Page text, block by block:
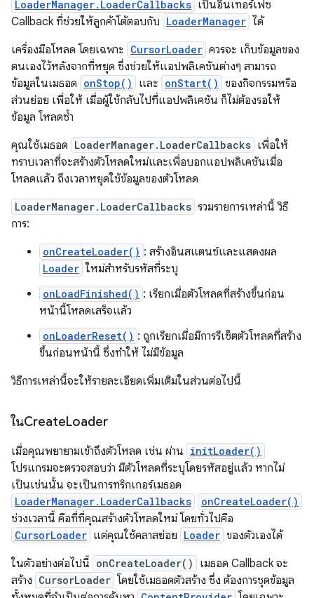
LoaderManager.LoaderCallbacks เป็นอินเทอร์เฟซ
Callback ที่ช่วยให้ลูกค้าโต้ตอบกับ LoaderManager ได้
เครื่องมือโหลด โดยเฉพาะ CursorLoader ควรจะ เก็บข้อมูลของ
ตนเองไว้หลังจากที่หยุด ซึ่งช่วยให้แอปพลิเคชันต่างๆ สามารถ
ข้อมูลในเมธอด onStop() และ onStart() ของกิจกรรมหรือ
ส่วนย่อย เพื่อให้ เมื่อผู้ใช้กลับไปที่แอปพลิเคชัน ก็ไม่ต้องรอให้
ข้อมูล โหลดซ้ำ
คุณใช้เมธอด LoaderManager.LoaderCallbacks เพื่อให้
ทราบเวลาที่จะสร้างตัวโหลดใหม่และเพื่อบอกแอปพลิเคชันเมื่อ
โหลดแล้ว ถึงเวลาหยุดใช้ข้อมูลของตัวโหลด
LoaderManager.LoaderCallbacks รวมรายการเหล่านี้ วิธี
การ:
onCreateLoader() : สร้างอินสแตนซ์และแสดงผล
Loader ใหม่สำหรับรหัสที่ระบุ
onLoadFinished() : เรียกเมื่อตัวโหลดที่สร้างขึ้นก่อน
หน้านี้โหลดเสร็จแล้ว
onLoaderReset() : ถูกเรียกเมื่อมีการรีเซ็ตตัวโหลดที่สร้าง
ขึ้นก่อนหน้านี้ ซึ่งทำให้ ไม่มีข้อมูล
วิธีการเหล่านี้จะให้รายละเอียดเพิ่มเติมในส่วนต่อไปนี้
ในCreateLoader
เมื่อคุณพยายามเข้าถึงตัวโหลด เช่น ผ่าน initLoader()
โปรแกรมจะตรวจสอบว่า มีตัวโหลดที่ระบุโดยรหัสอยู่แล้ว หากไม่
เป็นเช่นนั้น จะเป็นการทริกเกอร์เมธอด
LoaderManager.LoaderCallbacks onCreateLoader()
ช่วงเวลานี้ คือที่ที่คุณสร้างตัวโหลดใหม่ โดยทั่วไปคือ
CursorLoader แต่คุณใช้คลาสย่อย Loader ของตัวเองได้
ในตัวอย่างต่อไปนี้ onCreateLoader()
เมธอด Callback จะ
สร้าง CursorLoader โดยใช้เมธอดตัวสร้าง ซึ่ง ต้องการชุดข้อมูล